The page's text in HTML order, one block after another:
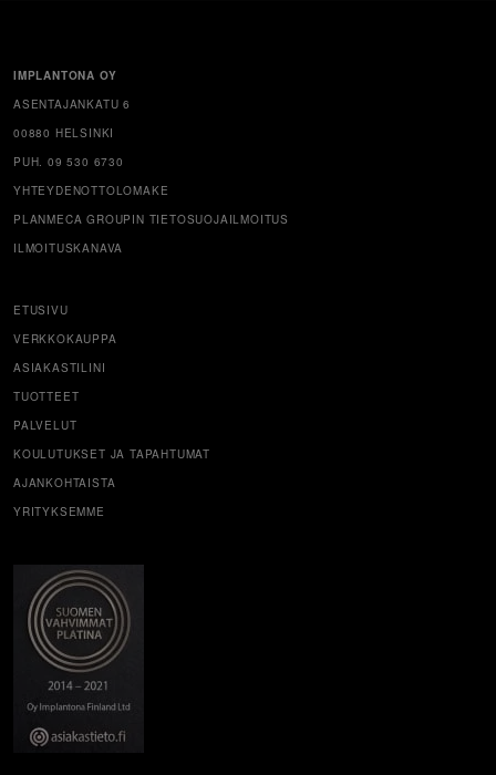
IMPLANTONA OY
ASENTAJANKATU 6
00880 HELSINKI
PUH. 09 530 6730
YHTEYDENOTTOLOMAKE
PLANMECA GROUPIN TIETOSUOJAILMOITUS
ILMOITUSKANAVA
ETUSIVU
VERKKOKAUPPA
ASIAKASTILINI
TUOTTEET
PALVELUT
KOULUTUKSET JA TAPAHTUMAT
AJANKOHTAISTA
YRITYKSEMME